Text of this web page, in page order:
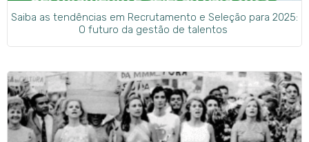
Saiba as tendências em Recrutamento e Seleção para 2025:
O futuro da gestão de talentos